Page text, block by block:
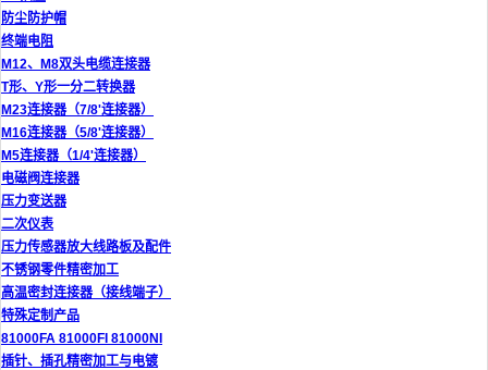
防尘防护帽
终端电阻
M12、M8双头电缆连接器
T形、Y形一分二转换器
M23连接器（7/8'连接器）
M16连接器（5/8'连接器）
M5连接器（1/4'连接器）
电磁阀连接器
压力变送器
二次仪表
压力传感器放大线路板及配件
不锈钢零件精密加工
高温密封连接器（接线端子）
特殊定制产品
81000FA 81000FI 81000NI
插针、插孔精密加工与电镀